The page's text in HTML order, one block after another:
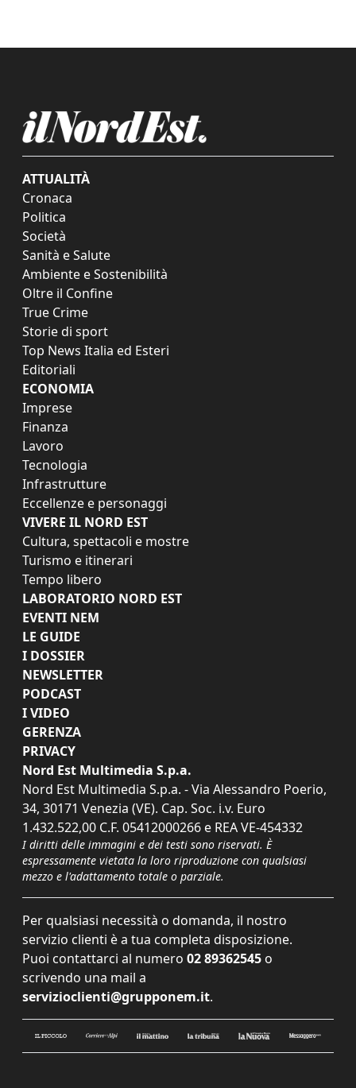
ATTUALITÀ
Cronaca
Politica
Società
Sanità e Salute
Ambiente e Sostenibilità
Oltre il Confine
True Crime
Storie di sport
Top News Italia ed Esteri
Editoriali
ECONOMIA
Imprese
Finanza
Lavoro
Tecnologia
Infrastrutture
Eccellenze e personaggi
VIVERE IL NORD EST
Cultura, spettacoli e mostre
Turismo e itinerari
Tempo libero
LABORATORIO NORD EST
EVENTI NEM
LE GUIDE
I DOSSIER
NEWSLETTER
PODCAST
I VIDEO
GERENZA
PRIVACY
Nord Est Multimedia S.p.a.
Nord Est Multimedia S.p.a. - Via Alessandro Poerio,
34, 30171 Venezia (VE). Cap. Soc. i.v. Euro
1.432.522,00 C.F. 05412000266 e REA VE-454332
I diritti delle immagini e dei testi sono riservati. È
espressamente vietata la loro riproduzione con qualsiasi
mezzo e l'adattamento totale o parziale.
Per qualsiasi necessità o domanda, il nostro
servizio clienti è a tua completa disposizione.
Puoi contattarci al numero 02 89362545 o
scrivendo una mail a
servizioclienti@grupponem.it.